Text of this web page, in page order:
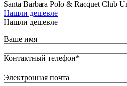
Santa Barbara Polo & Racquet Club
Нашли дешевле
Нашли дешевле
Ваше имя
Контактный телефон*
Электронная почта